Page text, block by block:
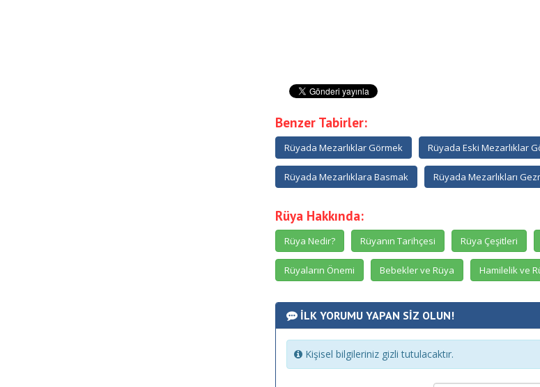
Benzer Tabirler:
Rüyada Mezarlıklar Görmek Rüyada Eski Mezarlıklar
Rüyada Mezarlıklara Basmak Rüyada Mezarlıkları
Rüya Hakkında:
Rüya Nedir? Rüyanın Tarihçesi Rüya Çeşitleri
Rüyaların Önemi Bebekler ve Rüya Hamilelik ve
İLK YORUMU YAPAN SİZ OLUN!
Kişisel bilgileriniz gizli tutulacaktır.